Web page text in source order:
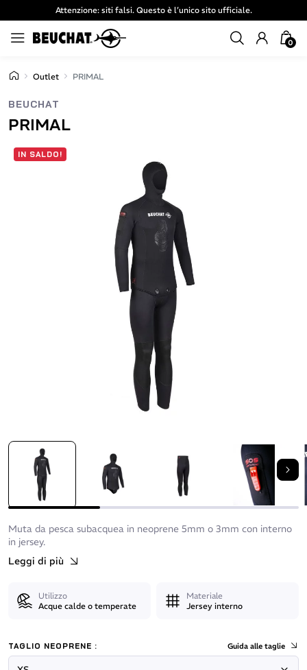
Attenzione: siti falsi. Questo è l’unico sito ufficiale.
0
Outlet PRIMAL
IN SALDO!
BEUCHAT
PRIMAL
Muta da pesca subacquea in neoprene 5mm o 3mm con interno
in jersey.
Leggi di più
Utilizzo
Acque calde o temperate
Materiale
Jersey interno
TAGLIO NEOPRENE : Guida alle taglie